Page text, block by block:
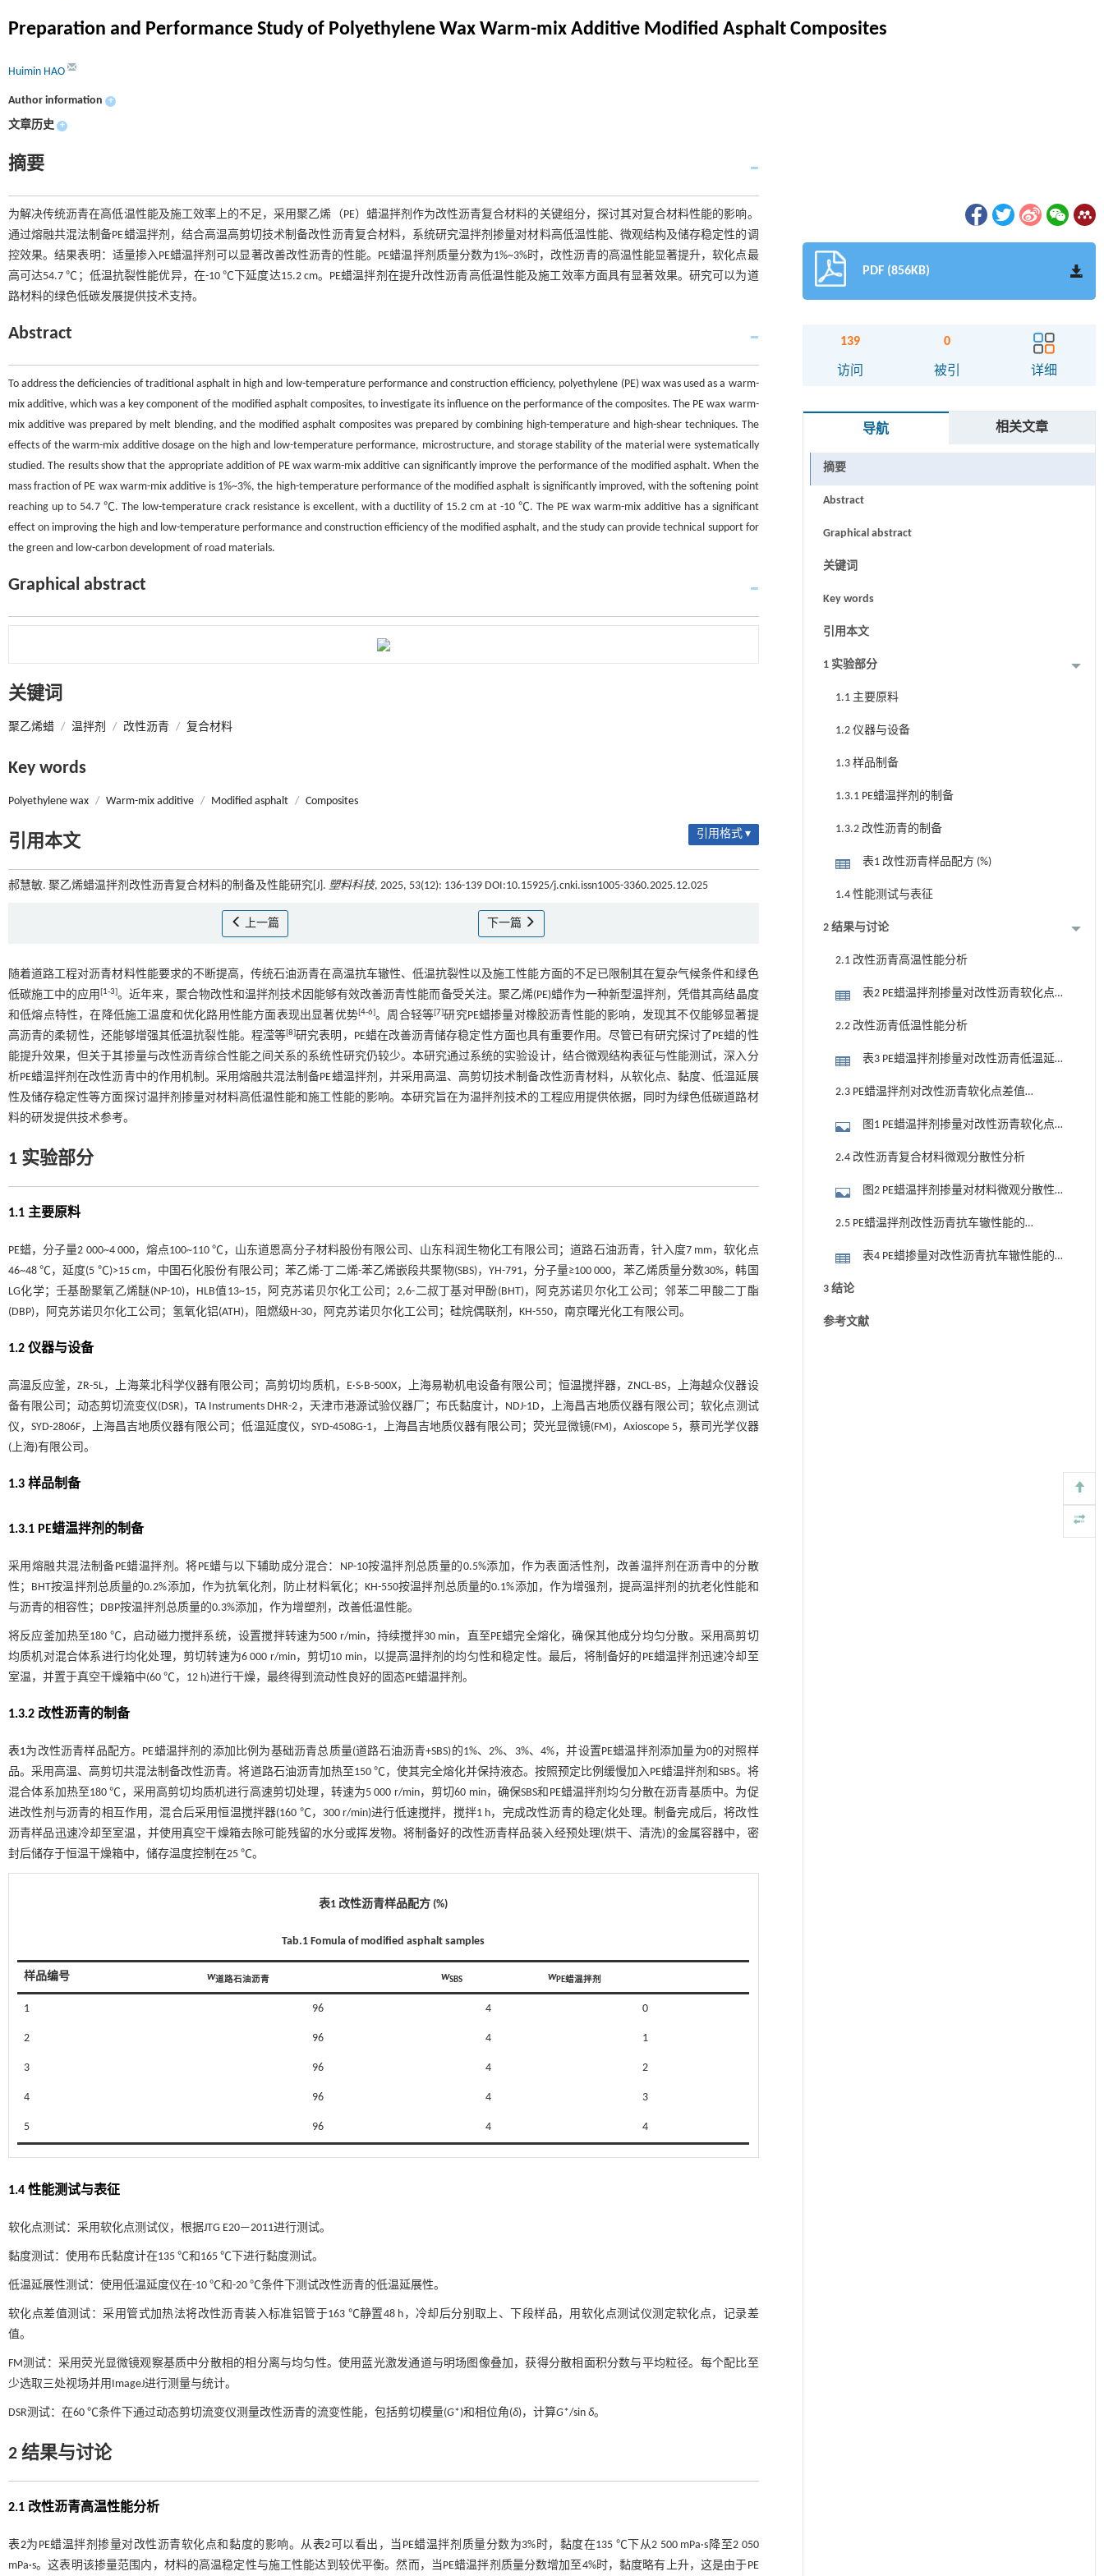
Preparation and Performance Study of Polyethylene Wax Warm-mix Additive Modified Asphalt Composites
Huimin HAO
Author information +
文章历史 +
摘要
为解决传统沥青在高低温性能及施工效率上的不足，采用聚乙烯（PE）蜡温拌剂作为改性沥青复合材料的关键组分，探讨其对复合材料性能的影响。
通过熔融共混法制备PE蜡温拌剂，结合高温高剪切技术制备改性沥青复合材料，系统研究温拌剂掺量对材料高低温性能、微观结构及储存稳定性的调
控效果。结果表明：适量掺入PE蜡温拌剂可以显著改善改性沥青的性能。PE蜡温拌剂质量分数为1%~3%时，改性沥青的高温性能显著提升，软化点最
高可达54.7 ℃；低温抗裂性能优异，在-10 ℃下延度达15.2 cm。PE蜡温拌剂在提升改性沥青高低温性能及施工效率方面具有显著效果。研究可以为道
路材料的绿色低碳发展提供技术支持。
Abstract
To address the deficiencies of traditional asphalt in high and low-temperature performance and construction efficiency, polyethylene (PE) wax was used as a warm-
mix additive, which was a key component of the modified asphalt composites, to investigate its influence on the performance of the composites. The PE wax warm-
mix additive was prepared by melt blending, and the modified asphalt composites was prepared by combining high-temperature and high-shear techniques. The
effects of the warm-mix additive dosage on the high and low-temperature performance, microstructure, and storage stability of the material were systematically
studied. The results show that the appropriate addition of PE wax warm-mix additive can significantly improve the performance of the modified asphalt. When the
mass fraction of PE wax warm-mix additive is 1%~3%, the high-temperature performance of the modified asphalt is significantly improved, with the softening point
reaching up to 54.7 ℃. The low-temperature crack resistance is excellent, with a ductility of 15.2 cm at -10 ℃. The PE wax warm-mix additive has a significant
effect on improving the high and low-temperature performance and construction efficiency of the modified asphalt, and the study can provide technical support for
the green and low-carbon development of road materials.
Graphical abstract
关键词
聚乙烯蜡 / 温拌剂 / 改性沥青 / 复合材料
Key words
Polyethylene wax / Warm-mix additive / Modified asphalt / Composites
引用本文 引用格式 ▾
郝慧敏. 聚乙烯蜡温拌剂改性沥青复合材料的制备及性能研究[J]. 塑料科技, 2025, 53(12): 136-139 DOI:10.15925/j.cnki.issn1005-3360.2025.12.025
上一篇 下一篇
随着道路工程对沥青材料性能要求的不断提高，传统石油沥青在高温抗车辙性、低温抗裂性以及施工性能方面的不足已限制其在复杂气候条件和绿色
低碳施工中的应用[1-3]。近年来，聚合物改性和温拌剂技术因能够有效改善沥青性能而备受关注。聚乙烯(PE)蜡作为一种新型温拌剂，凭借其高结晶度
和低熔点特性，在降低施工温度和优化路用性能方面表现出显著优势[4-6]。周合轻等[7]研究PE蜡掺量对橡胶沥青性能的影响，发现其不仅能够显著提
高沥青的柔韧性，还能够增强其低温抗裂性能。程滢等[8]研究表明，PE蜡在改善沥青储存稳定性方面也具有重要作用。尽管已有研究探讨了PE蜡的性
能提升效果，但关于其掺量与改性沥青综合性能之间关系的系统性研究仍较少。本研究通过系统的实验设计，结合微观结构表征与性能测试，深入分
析PE蜡温拌剂在改性沥青中的作用机制。采用熔融共混法制备PE蜡温拌剂，并采用高温、高剪切技术制备改性沥青材料，从软化点、黏度、低温延展
性及储存稳定性等方面探讨温拌剂掺量对材料高低温性能和施工性能的影响。本研究旨在为温拌剂技术的工程应用提供依据，同时为绿色低碳道路材
料的研发提供技术参考。
1 实验部分
1.1 主要原料
PE蜡，分子量2 000~4 000，熔点100~110 ℃，山东道恩高分子材料股份有限公司、山东科润生物化工有限公司；道路石油沥青，针入度7 mm，软化点
46~48 ℃，延度(5 ℃)>15 cm，中国石化股份有限公司；苯乙烯-丁二烯-苯乙烯嵌段共聚物(SBS)，YH-791，分子量≥100 000，苯乙烯质量分数30%，韩国
LG化学；壬基酚聚氧乙烯醚(NP-10)，HLB值13~15，阿克苏诺贝尔化工公司；2,6-二叔丁基对甲酚(BHT)，阿克苏诺贝尔化工公司；邻苯二甲酸二丁酯
(DBP)，阿克苏诺贝尔化工公司；氢氧化铝(ATH)，阻燃级H-30，阿克苏诺贝尔化工公司；硅烷偶联剂，KH-550，南京曙光化工有限公司。
1.2 仪器与设备
高温反应釜，ZR-5L，上海莱北科学仪器有限公司；高剪切均质机，E·S·B-500X，上海易勒机电设备有限公司；恒温搅拌器，ZNCL-BS，上海越众仪器设
备有限公司；动态剪切流变仪(DSR)，TA Instruments DHR-2，天津市港源试验仪器厂；布氏黏度计，NDJ-1D，上海昌吉地质仪器有限公司；软化点测试
仪，SYD-2806F，上海昌吉地质仪器有限公司；低温延度仪，SYD-4508G-1，上海昌吉地质仪器有限公司；荧光显微镜(FM)，Axioscope 5，蔡司光学仪器
(上海)有限公司。
1.3 样品制备
1.3.1 PE蜡温拌剂的制备
采用熔融共混法制备PE蜡温拌剂。将PE蜡与以下辅助成分混合：NP-10按温拌剂总质量的0.5%添加，作为表面活性剂，改善温拌剂在沥青中的分散
性；BHT按温拌剂总质量的0.2%添加，作为抗氧化剂，防止材料氧化；KH-550按温拌剂总质量的0.1%添加，作为增强剂，提高温拌剂的抗老化性能和
与沥青的相容性；DBP按温拌剂总质量的0.3%添加，作为增塑剂，改善低温性能。
将反应釜加热至180 ℃，启动磁力搅拌系统，设置搅拌转速为500 r/min，持续搅拌30 min，直至PE蜡完全熔化，确保其他成分均匀分散。采用高剪切
均质机对混合体系进行均化处理，剪切转速为6 000 r/min，剪切10 min，以提高温拌剂的均匀性和稳定性。最后，将制备好的PE蜡温拌剂迅速冷却至
室温，并置于真空干燥箱中(60 ℃，12 h)进行干燥，最终得到流动性良好的固态PE蜡温拌剂。
1.3.2 改性沥青的制备
表1为改性沥青样品配方。PE蜡温拌剂的添加比例为基础沥青总质量(道路石油沥青+SBS)的1%、2%、3%、4%，并设置PE蜡温拌剂添加量为0的对照样
品。采用高温、高剪切共混法制备改性沥青。将道路石油沥青加热至150 ℃，使其完全熔化并保持液态。按照预定比例缓慢加入PE蜡温拌剂和SBS。将
混合体系加热至180 ℃，采用高剪切均质机进行高速剪切处理，转速为5 000 r/min，剪切60 min，确保SBS和PE蜡温拌剂均匀分散在沥青基质中。为促
进改性剂与沥青的相互作用，混合后采用恒温搅拌器(160 ℃，300 r/min)进行低速搅拌，搅拌1 h，完成改性沥青的稳定化处理。制备完成后，将改性
沥青样品迅速冷却至室温，并使用真空干燥箱去除可能残留的水分或挥发物。将制备好的改性沥青样品装入经预处理(烘干、清洗)的金属容器中，密
封后储存于恒温干燥箱中，储存温度控制在25 ℃。
表1 改性沥青样品配方 (%)
Tab.1 Fomula of modified asphalt samples
样品编号 w道路石油沥青 wSBS wPE蜡温拌剂
1 96 4 0
2 96 4 1
3 96 4 2
4 96 4 3
5 96 4 4
1.4 性能测试与表征
软化点测试：采用软化点测试仪，根据JTG E20—2011进行测试。
黏度测试：使用布氏黏度计在135 ℃和165 ℃下进行黏度测试。
低温延展性测试：使用低温延度仪在-10 ℃和-20 ℃条件下测试改性沥青的低温延展性。
软化点差值测试：采用管式加热法将改性沥青装入标准铝管于163 ℃静置48 h，冷却后分别取上、下段样品，用软化点测试仪测定软化点，记录差
值。
FM测试：采用荧光显微镜观察基质中分散相的相分离与均匀性。使用蓝光激发通道与明场图像叠加，获得分散相面积分数与平均粒径。每个配比至
少选取三处视场并用ImageJ进行测量与统计。
DSR测试：在60 ℃条件下通过动态剪切流变仪测量改性沥青的流变性能，包括剪切模量(G*)和相位角(δ)，计算G*/sin δ。
2 结果与讨论
2.1 改性沥青高温性能分析
表2为PE蜡温拌剂掺量对改性沥青软化点和黏度的影响。从表2 可以看出，当PE蜡温拌剂质量分数为3%时，黏度在135 ℃下从2 500 mPa·s降至2 050
mPa·s。这表明该掺量范围内，材料的高温稳定性与施工性能达到较优平衡。然而，当PE蜡温拌剂质量分数增加至4%时，黏度略有上升，这是由于PE
PDF (856KB)
139
访问
0
被引 详细
导航 相关文章
摘要
Abstract
Graphical abstract
关键词
Key words
引用本文
1 实验部分
1.1 主要原料
1.2 仪器与设备
1.3 样品制备
1.3.1 PE蜡温拌剂的制备
1.3.2 改性沥青的制备
表1 改性沥青样品配方 (%)
1.4 性能测试与表征
2 结果与讨论
2.1 改性沥青高温性能分析
表2 PE蜡温拌剂掺量对改性沥青软化点
和黏度的影响
2.2 改性沥青低温性能分析
表3 PE蜡温拌剂掺量对改性沥青低温延
展性的影响 (cm)
2.3 PE蜡温拌剂对改性沥青软化点差值
图1 PE蜡温拌剂掺量对改性沥青软化点
差值的影响
2.4 改性沥青复合材料微观分散性分析
图2 PE蜡温拌剂掺量对材料微观分散性
的影响
2.5 PE蜡温拌剂改性沥青抗车辙性能的
表4 PE蜡掺量对改性沥青抗车辙性能的
影响 (Pa)
3 结论
参考文献